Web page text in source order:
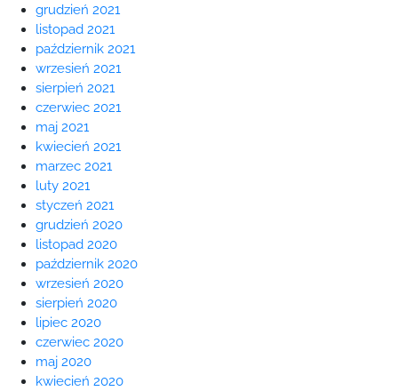
grudzień 2021
listopad 2021
październik 2021
wrzesień 2021
sierpień 2021
czerwiec 2021
maj 2021
kwiecień 2021
marzec 2021
luty 2021
styczeń 2021
grudzień 2020
listopad 2020
październik 2020
wrzesień 2020
sierpień 2020
lipiec 2020
czerwiec 2020
maj 2020
kwiecień 2020